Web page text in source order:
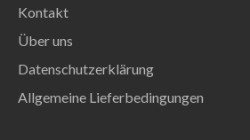
Kontakt
Über uns
Datenschutzerklärung
Allgemeine Lieferbedingungen